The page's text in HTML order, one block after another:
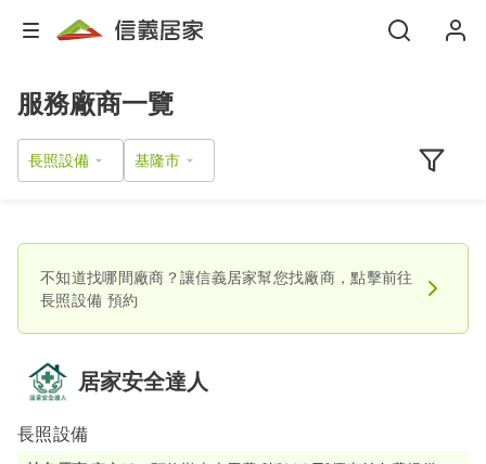
服務廠商一覽
長照設備
不知道找哪間廠商？讓信義居家幫您找廠商，點擊前往
長照設備 預約
居家安全達人
長照設備